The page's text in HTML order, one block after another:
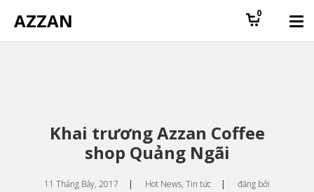
AZZAN 0
Khai trương Azzan Coffee
shop Quảng Ngãi
11 Tháng Bảy, 2017 | Hot News, Tin tức |
đăng bởi